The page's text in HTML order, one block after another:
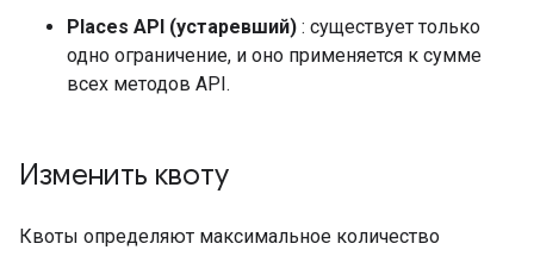
Places API (устаревший) : существует только
одно ограничение, и оно применяется к сумме
всех методов API.
Изменить квоту
Квоты определяют максимальное количество